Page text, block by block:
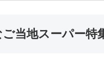
当地スーパー特